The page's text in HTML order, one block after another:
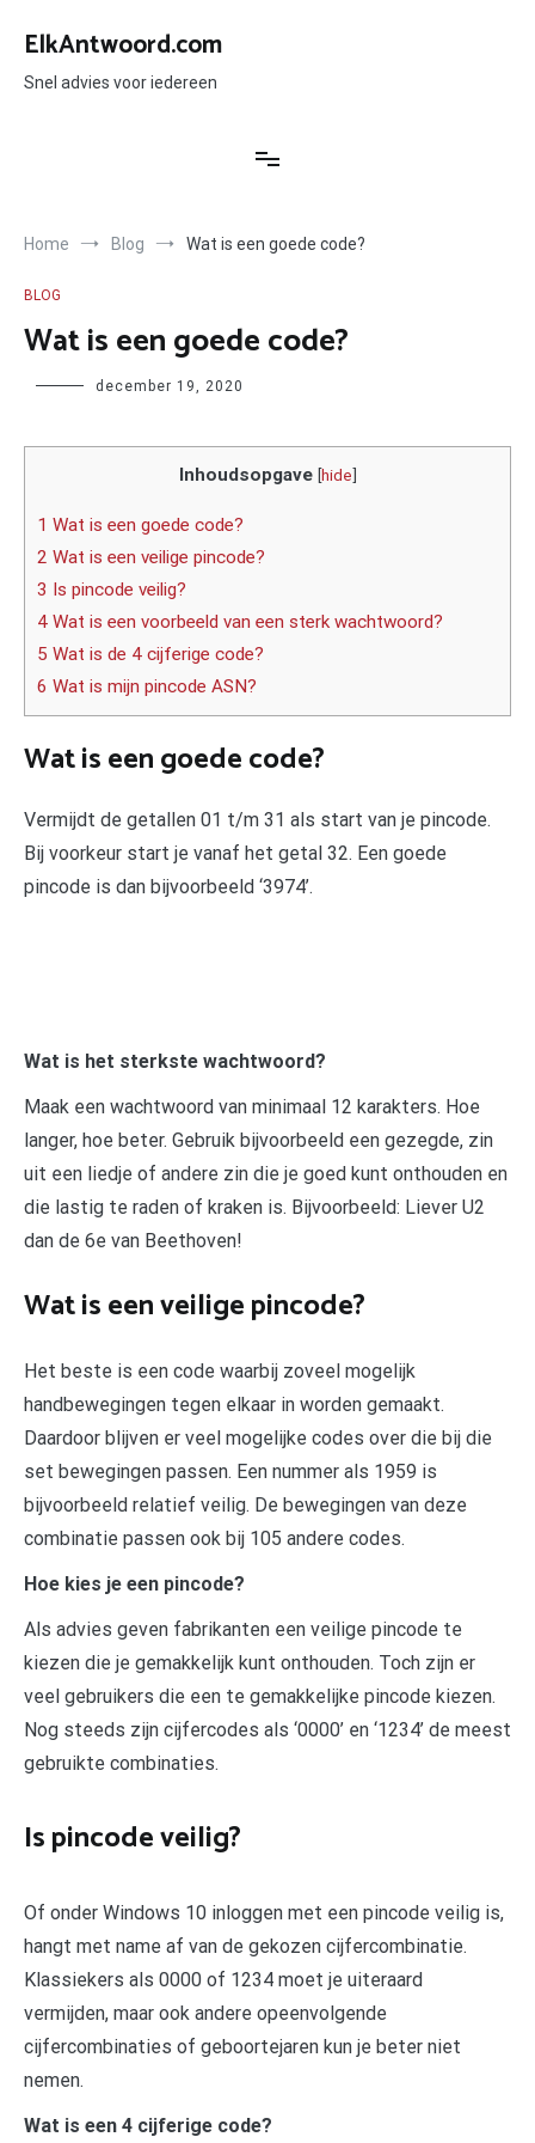
naar
inhoud
ElkAntwoord.com
Snel advies voor iedereen
Home Blog Wat is een goede code?
BLOG
Wat is een goede code?
Author december 19, 2020
Inhoudsopgave [hide]
1 Wat is een goede code?
2 Wat is een veilige pincode?
3 Is pincode veilig?
4 Wat is een voorbeeld van een sterk wachtwoord?
5 Wat is de 4 cijferige code?
6 Wat is mijn pincode ASN?
Wat is een goede code?
Vermijdt de getallen 01 t/m 31 als start van je pincode.
Bij voorkeur start je vanaf het getal 32. Een goede
pincode is dan bijvoorbeeld ‘3974’.
Wat is het sterkste wachtwoord?
Maak een wachtwoord van minimaal 12 karakters. Hoe
langer, hoe beter. Gebruik bijvoorbeeld een gezegde, zin
uit een liedje of andere zin die je goed kunt onthouden en
die lastig te raden of kraken is. Bijvoorbeeld: Liever U2
dan de 6e van Beethoven!
Wat is een veilige pincode?
Het beste is een code waarbij zoveel mogelijk
handbewegingen tegen elkaar in worden gemaakt.
Daardoor blijven er veel mogelijke codes over die bij die
set bewegingen passen. Een nummer als 1959 is
bijvoorbeeld relatief veilig. De bewegingen van deze
combinatie passen ook bij 105 andere codes.
Hoe kies je een pincode?
Als advies geven fabrikanten een veilige pincode te
kiezen die je gemakkelijk kunt onthouden. Toch zijn er
veel gebruikers die een te gemakkelijke pincode kiezen.
Nog steeds zijn cijfercodes als ‘0000’ en ‘1234’ de meest
gebruikte combinaties.
Is pincode veilig?
Of onder Windows 10 inloggen met een pincode veilig is,
hangt met name af van de gekozen cijfercombinatie.
Klassiekers als 0000 of 1234 moet je uiteraard
vermijden, maar ook andere opeenvolgende
cijfercombinaties of geboortejaren kun je beter niet
nemen.
Wat is een 4 cijferige code?